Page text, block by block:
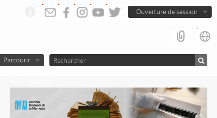
Ouverture de session
Parcourir